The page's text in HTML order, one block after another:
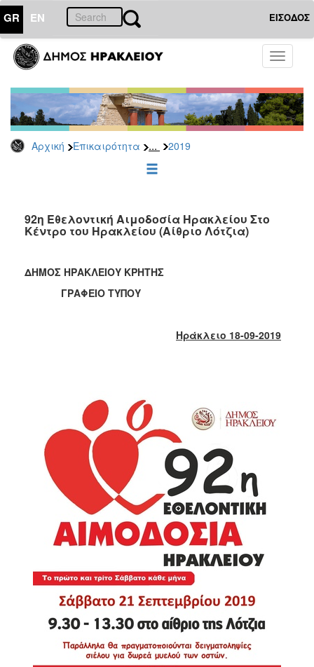
GR EN ΕΙΣΟΔΟΣ
Toggle
Αρχική Επικαιρότητα ... 2019
ΕΠΙΚΑΙΡΟΤΗΤΑ
Τύπου
Αρχείο
2026
2025
2022
2021
2019
2018
2011
ΕΠΙΣΚΕΠΤΗΣ
92η Εθελοντική Αιμοδοσία Ηρακλείου Στο
Κέντρο του Ηρακλείου (Αίθριο Λότζια)
ΔΗΜΟΣ ΗΡΑΚΛΕΙΟΥ ΚΡΗΤΗΣ
ΓΡΑΦΕΙΟ ΤΥΠΟΥ
Ηράκλειο 18-09-2019